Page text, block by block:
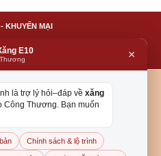
KHUYẾN MẠI
E10 ×
là trợ lý hỏi–đáp về xăng
Công Thương. Bạn muốn
Chính sách & lộ trình